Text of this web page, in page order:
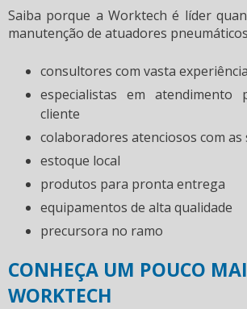
Saiba porque a Worktech é líder
manutenção de atuadores pneumáticos
consultores com vasta
especialistas em atendimento
cliente
colaboradores atenciosos com as
estoque local
produtos para pronta entrega
equipamentos de alta qualidade
precursora no ramo
CONHEÇA UM POUCO
WORKTECH